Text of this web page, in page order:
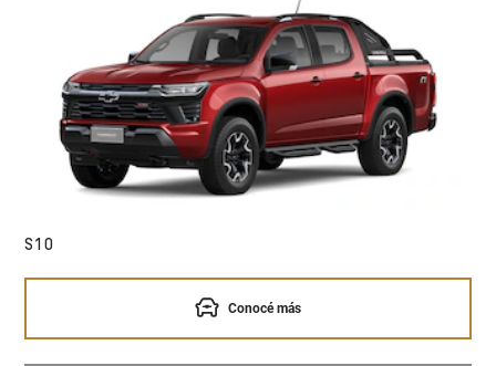
S10
Conocé más